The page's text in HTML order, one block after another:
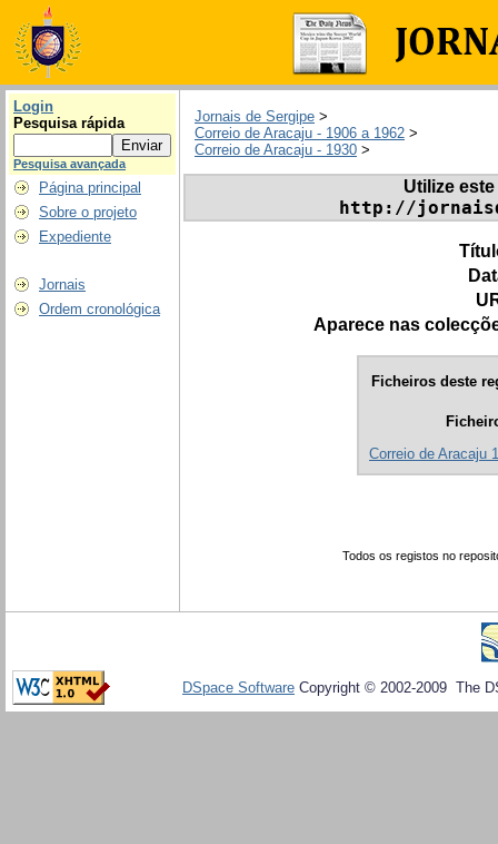
Login
Pesquisa rápida
Pesquisa avançada
Página principal
Sobre o projeto
Expediente
Jornais
Ordem cronológica
Jornais de Sergipe >
Correio de Aracaju - 1906 a 1962 >
Correio de Aracaju - 1930 >
Utilize
http://
Aparece nas
Ficheiros deste
Correio de Aracaju
Todos os registos no
DSpace Software Copyright © 2002-2009 The